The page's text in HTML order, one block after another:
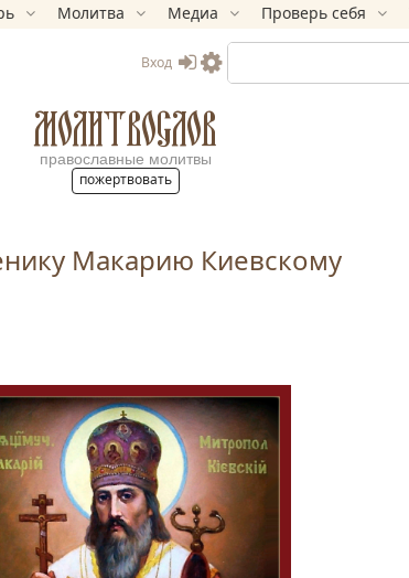
Молитва Медиа Проверь себя
Вход
МОЛИТВОСЛОВ
православные молитвы
пожертвовать
Макарию Киевскому